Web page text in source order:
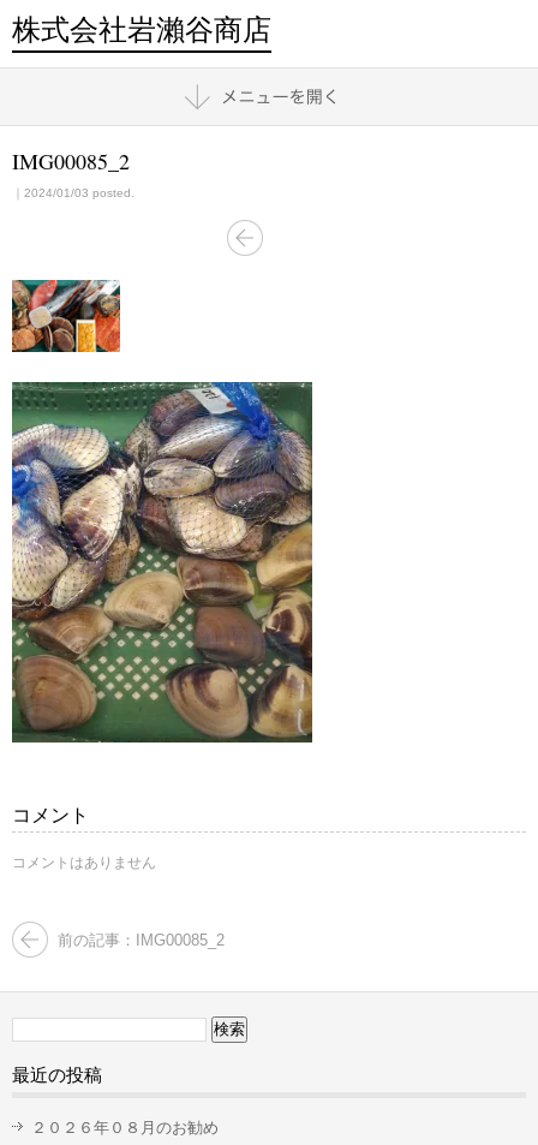
株式会社岩瀨谷商店
IMG00085_2
｜2024/01/03 posted.
コメント
コメントはありません
前の記事：IMG00085_2
最近の投稿
２０２６年０８月のお勧め